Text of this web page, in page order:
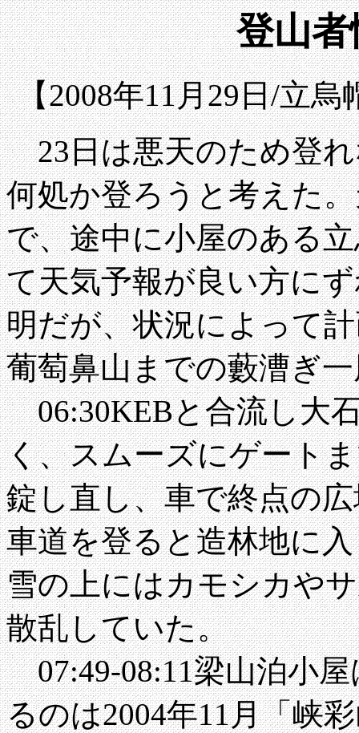
登山者
【2008年11月29日/立
23日は悪天のため登れ
何処か登ろうと考えた
で、途中に小屋のある
て天気予報が良い方に
明だが、状況によって
葡萄鼻山までの藪漕ぎ
06:30KEBと合流し大
く、スムーズにゲート
錠し直し、車で終点の
車道を登ると造林地に
雪の上にはカモシカや
散乱していた。
07:49-08:11梁山泊小屋
るのは2004年11月「峡